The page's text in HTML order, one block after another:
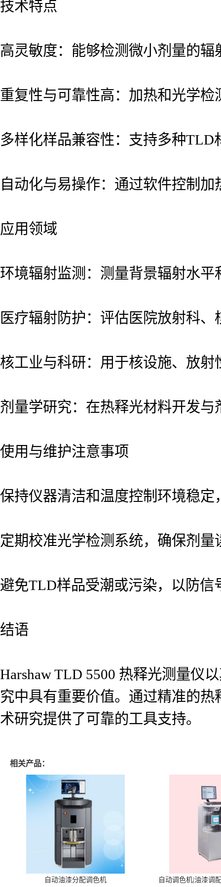
技术特点
高灵敏度：能够检测微小剂量的
重复性与可靠性高：加热和光学
多样化样品兼容性：支持多种TLD
自动化与易操作：通过软件控制
应用领域
环境辐射监测：测量背景辐射水平
医疗辐射防护：评估医院放射科
核工业与科研：用于核设施、放
剂量学研究：在热释光材料开发
使用与维护注意事项
保持仪器清洁和温度控制环境稳
定期校准光学检测系统，确保剂量
避免TLD样品受潮或污染，以防信
结语
Harshaw TLD 5500 热释光测量仪
究中具有重要价值。通过精准的
术研究提供了可靠的工具支持。
相关产品：
自动油漆分配调色机 自动调色机|油漆调